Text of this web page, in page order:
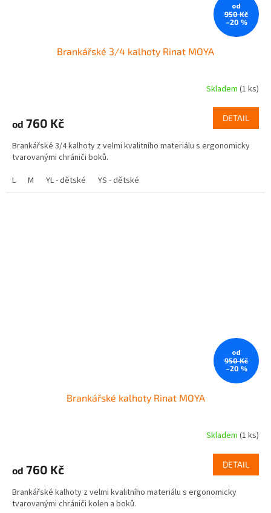
od
950 Kč
–20 %
Brankářské 3/4 kalhoty Rinat MOYA
je
z
5
Skladem(1 ks)
od 760 Kč DETAIL
Brankářské 3/4 kalhoty z velmi kvalitního materiálu s ergonomicky
tvarovanými chrániči boků.
L
M YL - dětské YS - dětské
od
950 Kč
–20 %
Brankářské kalhoty Rinat MOYA
je
z
5
Skladem(1 ks)
od 760 Kč DETAIL
Brankářské kalhoty z velmi kvalitního materiálu s ergonomicky
tvarovanými chrániči kolen a boků.